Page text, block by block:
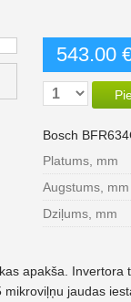
543.00
Bosch
Platums, mm
Augstums, mm
Dziļums, mm
apakša.
jaudas